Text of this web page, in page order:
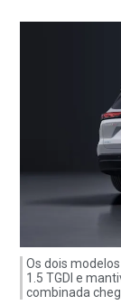
Os dois
1.5 TGDI e
combinada